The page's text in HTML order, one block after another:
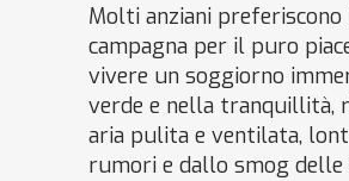
Molti anziani preferiscono
campagna per il puro
vivere un soggiorno
verde e nella tranquillità,
aria pulita e ventilata,
rumori e dallo smog delle